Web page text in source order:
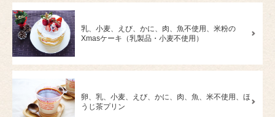
乳、小麦、えび、かに、肉、魚不使用、米粉の
Xmasケーキ（乳製品・小麦不使用）
卵、乳、小麦、えび、かに、肉、魚、米不使用、ほ
うじ茶プリン